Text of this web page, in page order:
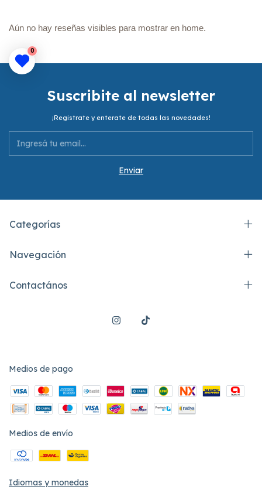
Aún no hay reseñas visibles para mostrar en home.
Suscribite al newsletter
¡Registrate y enterate de todas las novedades!
Categorías
Navegación
Contactános
Medios de pago
Medios de envío
Idiomas y monedas
0